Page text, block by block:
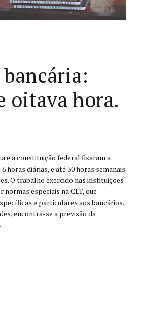
oitava hora.
e a constituição federal fixaram a
horas diárias, e até 30 horas semanais
O trabalho exercido nas instituições
especiais na CLT, que
e particulares aos bancários.
encontra-se a previsão da